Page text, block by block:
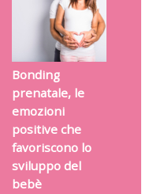
Bonding
prenatale, le
emozioni
positive che
favoriscono lo
sviluppo del
bebè